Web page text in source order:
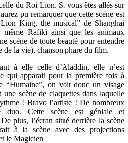
du Roi Lion. Si vous êtes allés sur
pu remarquer que cette scène est
King, the musical” de Shanghai
même Rafiki ainsi que les animaux
scène de toute beauté pour entendre
de la vie), chanson phare du film.
à elle celle d’Aladdin, elle n’est
qui apparait pour la première fois à
“Humaine”, on voit donc un visage
scène de claquettes dans laquelle
! Bravo l’artiste ! De nombreux
duo. Cette scène est géniale et
plus, l’écran situé derrière la scène
à la scène avec des projections